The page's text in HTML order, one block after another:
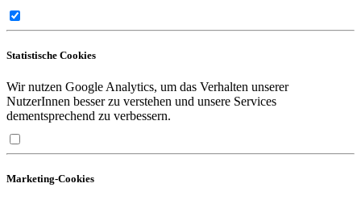
Statistische Cookies
Wir nutzen Google Analytics, um das Verhalten unserer
NutzerInnen besser zu verstehen und unsere Services
dementsprechend zu verbessern.
Marketing-Cookies